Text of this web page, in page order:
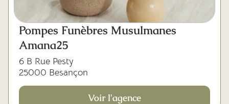
Pompes Funèbres Musulmanes
Amana25
6 B Rue Pesty
25000 Besançon
Voir l'agence